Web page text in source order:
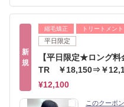
新
規
縮毛矯正 トリートメント
平日限定
【平日限定★ロング
TR ￥18,150⇒￥
¥12,100
このクーポ